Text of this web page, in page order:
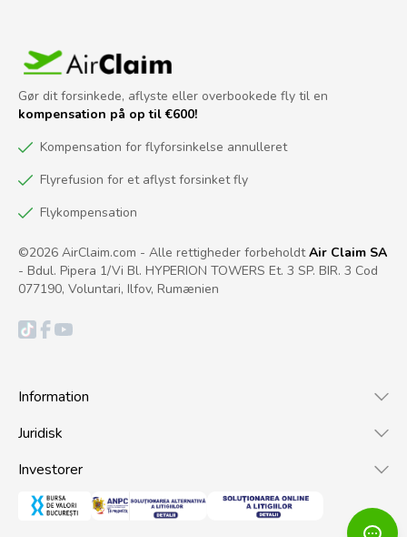
Gør dit forsinkede, aflyste eller overbookede fly til en
kompensation på op til €600!
Kompensation for flyforsinkelse annulleret
Flyrefusion for et aflyst forsinket fly
Flykompensation
©2026 AirClaim.com - Alle rettigheder forbeholdtAir Claim SA
- Bdul. Pipera 1/Vi Bl. HYPERION TOWERS Et. 3 SP. BIR. 3 Cod
077190, Voluntari, Ilfov, Rumænien
Information
Juridisk
Investorer